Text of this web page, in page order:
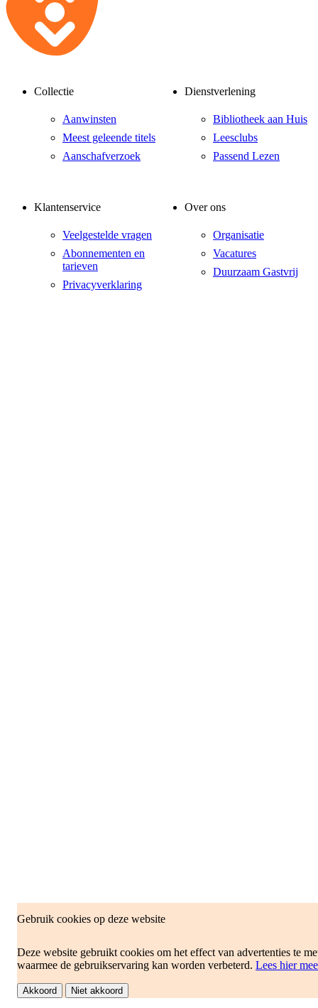
Gebruik cookies op deze website
Deze website gebruikt cookies om het effect van advertenties te
waarmee de gebruikservaring kan worden verbeterd. Lees hier
Akkoord Niet akkoord
Collectie
Aanwinsten
Meest geleende titels
Aanschafverzoek
Dienstverlening
Bibliotheek aan Huis
Leesclubs
Passend Lezen
Klantenservice
Veelgestelde vragen
Abonnementen en
tarieven
Privacyverklaring
Over ons
Organisatie
Vacatures
Duurzaam Gastvrij